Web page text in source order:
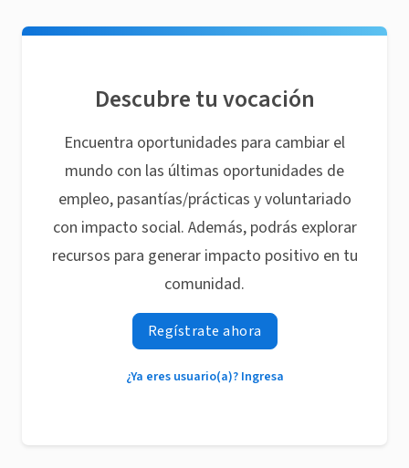
Descubre tu vocación
Encuentra oportunidades para cambiar el
mundo con las últimas oportunidades de
empleo, pasantías/prácticas y voluntariado
con impacto social. Además, podrás explorar
recursos para generar impacto positivo en tu
comunidad.
Regístrate ahora
¿Ya eres usuario(a)? Ingresa